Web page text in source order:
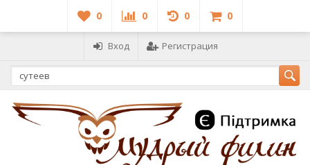
0 0 0 0
Вход Регистрация